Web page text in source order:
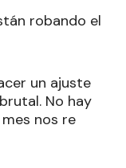
robando el
un ajuste
No hay
nos re